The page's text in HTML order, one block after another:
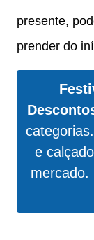
presente,
prender do
e
mercado.